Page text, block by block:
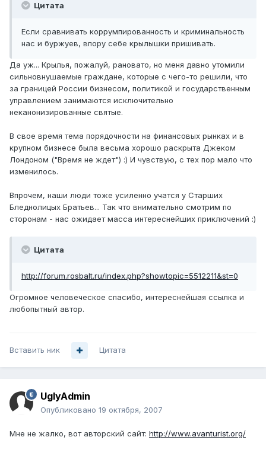
Цитата
Если сравнивать коррумпированность и криминальность
нас и буржуев, впору себе крылышки пришивать.
Да уж... Крылья, пожалуй, рановато, но меня давно утомили
сильновнушаемые граждане, которые с чего-то решили, что
за границей России бизнесом, политикой и государственным
управлением занимаются исключительно
неканонизированные святые.
В свое время тема порядочности на финансовых рынках и в
крупном бизнесе была весьма хорошо раскрыта Джеком
Лондоном ("Время не ждет") :) И чувствую, с тех пор мало что
изменилось.
Впрочем, наши люди тоже усиленно учатся у Старших
Бледнолицых Братьев... Так что внимательно смотрим по
сторонам - нас ожидает масса интереснейших приключений :)
Цитата
http://forum.rosbalt.ru/index.php?showtopic=5512211&st=0
Огромное человеческое спасибо, интереснейшая ссылка и
любопытный автор.
Вставить ник Цитата
UglyAdmin
Опубликовано 19 октября, 2007
Мне не жалко, вот авторский сайт: http://www.avanturist.org/